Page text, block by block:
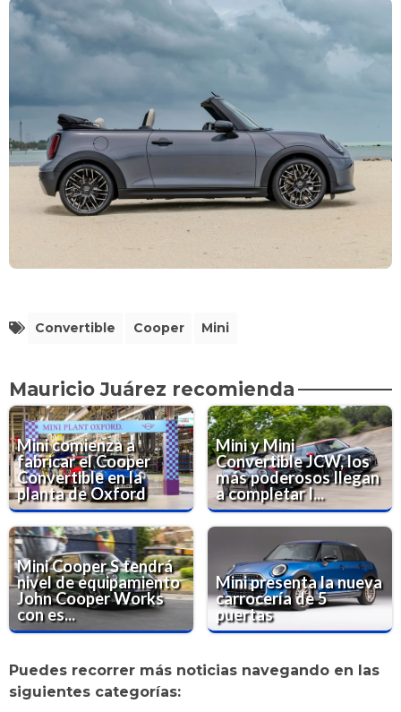
Convertible Cooper Mini
Mauricio Juárez recomienda
Mini comienza a
fabricar el Cooper
Convertible en la
planta de Oxford
Mini y Mini
Convertible JCW, los
más poderosos llegan
a completar l...
Mini Cooper S tendrá
nivel de equipamiento
John Cooper Works
con es...
Mini presenta la nueva
carrocería de 5
puertas
Puedes recorrer más noticias navegando en las
siguientes categorías: